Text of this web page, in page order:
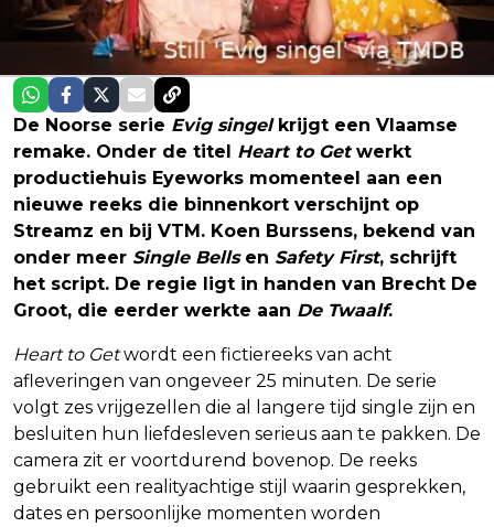
De Noorse serie Evig singelkrijgt een Vlaamse
remake. Onder de titel Heart to Getwerkt
productiehuis Eyeworks momenteel aan een
nieuwe reeks die binnenkort verschijnt op
Streamz en bij VTM. Koen Burssens, bekend van
onder meer Single Bellsen Safety First, schrijft
het script. De regie ligt in handen van Brecht De
Groot, die eerder werkte aan De Twaalf.
Heart to Getwordt een fictiereeks van acht
afleveringen van ongeveer 25 minuten. De serie
volgt zes vrijgezellen die al langere tijd single zijn en
besluiten hun liefdesleven serieus aan te pakken. De
camera zit er voortdurend bovenop. De reeks
gebruikt een realityachtige stijl waarin gesprekken,
dates en persoonlijke momenten worden